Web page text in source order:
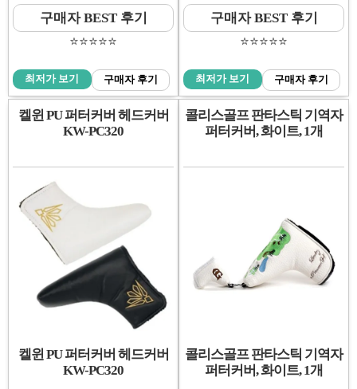
구매자 BEST 후기
⭐️⭐️⭐️⭐️⭐️
최저가 보기 구매자 후기
구매자 BEST 후기
⭐️⭐️⭐️⭐️⭐️
최저가 보기 구매자 후기
켈윈 PU 퍼터커버 헤드커버
KW-PC320
켈윈 PU 퍼터커버 헤드커버
KW-PC320
콜리스골프 판타스틱 기역자
퍼터커버, 화이트, 1개
콜리스골프 판타스틱 기역자
퍼터커버, 화이트, 1개